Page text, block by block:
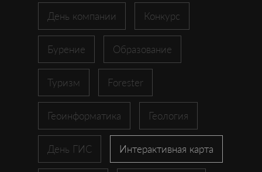
День компании Конкурс
Бурение Образование
Туризм Forester
Геоинформатика Геология
День ГИС Интерактивная карта